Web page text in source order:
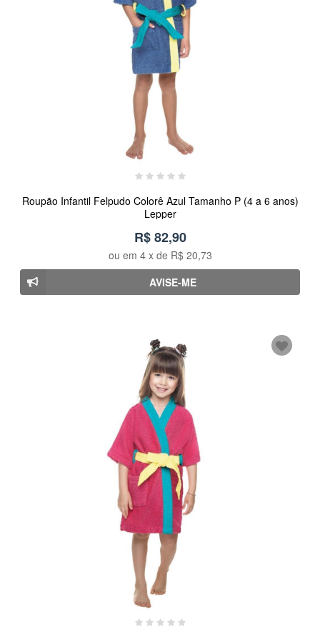
Roupão Infantil Felpudo Colorê Azul Tamanho P (4 a 6 anos)
Lepper
R$ 82,90
ou em 4x de R$ 20,73
AVISE-ME